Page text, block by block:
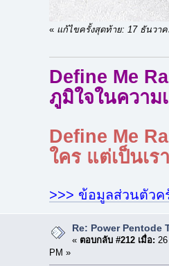
« แก้ไขครั้งสุดท้าย: 17 ธันวาค
Define Me
ภูมิใจในความ
Define Me
ใคร แต่เป็นเ
>>> ข้อมูลส่วนตัวค
Re: Power Pentode
« ตอบกลับ #212 เมื่อ:
PM »